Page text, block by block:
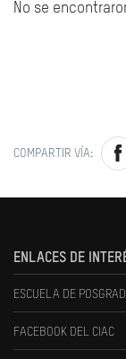
No se
COMPARTIR VÍA:
ENLACES DE
ESCUELA DE
FACEBOOK DEL CIAC